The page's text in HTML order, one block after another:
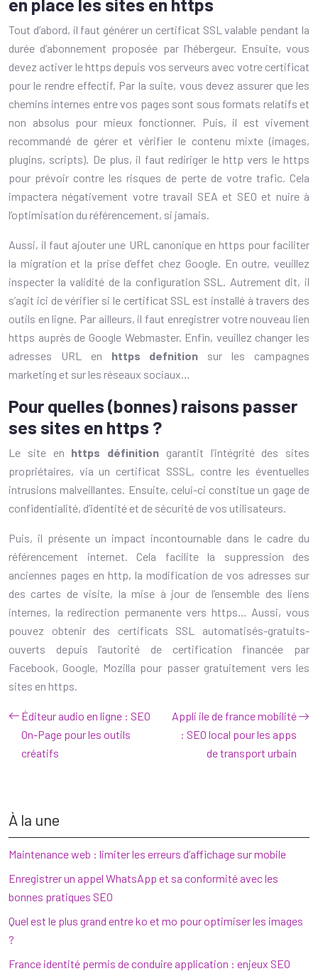
en place les sites en https
Tout d’abord, il faut générer un certificat SSL valable pendant la
durée d’abonnement proposée par l’hébergeur. Ensuite, vous
devez activer le https depuis vos serveurs avec votre certificat
pour le rendre effectif. Par la suite, vous devez assurer que les
chemins internes entre vos pages sont sous formats relatifs et
non absolus pour mieux fonctionner. Puis, il est vivement
recommandé de gérer et vérifier le contenu mixte (images,
plugins, scripts). De plus, il faut rediriger le http vers le https
pour prévoir contre les risques de perte de votre trafic. Cela
impactera négativement votre travail SEA et SEO et nuire à
l’optimisation du référencement, si jamais.
Aussi, il faut ajouter une URL canonique en https pour faciliter
la migration et la prise d’effet chez Google. En outre, veuillez
inspecter la validité de la configuration SSL. Autrement dit, il
s’agit ici de vérifier si le certificat SSL est installé à travers des
outils en ligne. Par ailleurs, il faut enregistrer votre nouveau lien
https auprès de Google Webmaster. Enfin, veuillez changer les
adresses URL en https defnition sur les campagnes
marketing et sur les réseaux sociaux…
Pour quelles (bonnes) raisons passer
ses sites en https ?
Le site en https définition garantit l’intégrité des sites
propriétaires, via un certificat SSSL, contre les éventuelles
intrusions malveillantes. Ensuite, celui-ci constitue un gage de
confidentialité, d’identité et de sécurité de vos utilisateurs.
Puis, il présente un impact incontournable dans le cadre du
référencement internet. Cela facilite la suppression des
anciennes pages en http, la modification de vos adresses sur
des cartes de visite, la mise à jour de l’ensemble des liens
internes, la redirection permanente vers https… Aussi, vous
pouvez obtenir des certificats SSL automatisés-gratuits-
ouverts depuis l’autorité de certification financée par
Facebook, Google, Mozilla pour passer gratuitement vers les
sites en https.
Éditeur audio en ligne : SEO
On-Page pour les outils
créatifs
Appli ile de france mobilité
: SEO local pour les apps
de transport urbain
À la une
Maintenance web : limiter les erreurs d’affichage sur mobile
Enregistrer un appel WhatsApp et sa conformité avec les
bonnes pratiques SEO
Quel est le plus grand entre ko et mo pour optimiser les images
?
France identité permis de conduire application : enjeux SEO